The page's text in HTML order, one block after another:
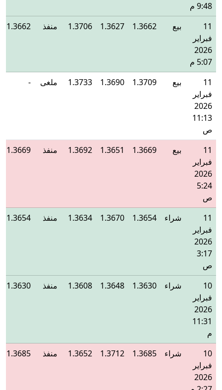
9:48 م
11
فبراير
2026
5:07 م
بيع 1.3662
1.3627
1.3706 منفذ 1.3662
11
فبراير
2026
11:13
ص
بيع 1.3709
1.3690
1.3733 ملغى -
11
فبراير
2026
5:24
ص
بيع 1.3669
1.3651
1.3692 منفذ 1.3669
11
فبراير
2026
3:17
ص
شراء 1.3654
1.3670
1.3634 منفذ 1.3654
10
فبراير
2026
11:31
م
شراء 1.3630
1.3648
1.3608 منفذ 1.3630
10
فبراير
2026
شراء 1.3685
1.3712
1.3652 منفذ 1.3685